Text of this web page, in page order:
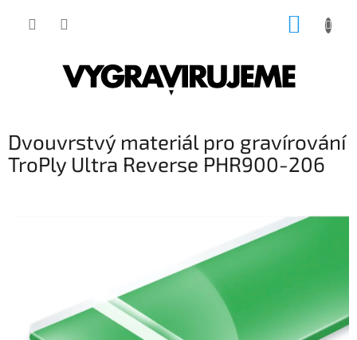
Dvouvrstvý materiál pro gravírování
TroPly Ultra Reverse PHR900-206